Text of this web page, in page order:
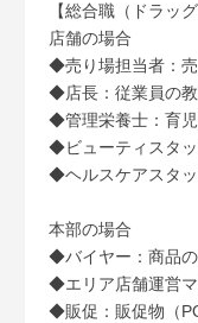
【総合職（ドラッ
店舗の場合
◆売り場担当者：
◆店長：従業員の
◆管理栄養士：育
◆ビューティスタ
◆ヘルスケアスタ
本部の場合
◆バイヤー：商品
◆エリア店舗運営
◆販促：販促物（